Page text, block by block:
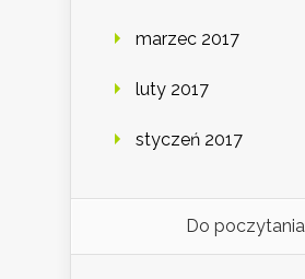
marzec 2017
luty 2017
styczeń 2017
Do poczytania